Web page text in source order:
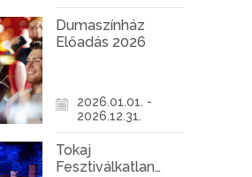
Dumaszínház
Előadás 2026
2026.01.01. -
2026.12.31.
Tokaj
Fesztiválkatlan